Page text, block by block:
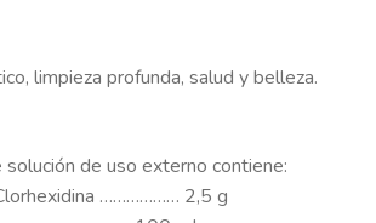
limpieza profunda, salud y belleza.
de uso externo contiene:
……………… 2,5 g